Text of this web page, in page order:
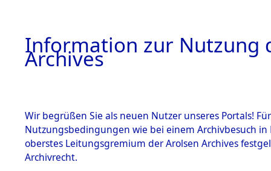
Information zur Nutzung
Archives
Wir begrüßen Sie als neuen Nutzer unseres Portals!
Nutzungsbedingungen wie bei einem Archivbesuch
oberstes Leitungsgremium der Arolsen Archives
Archivrecht.